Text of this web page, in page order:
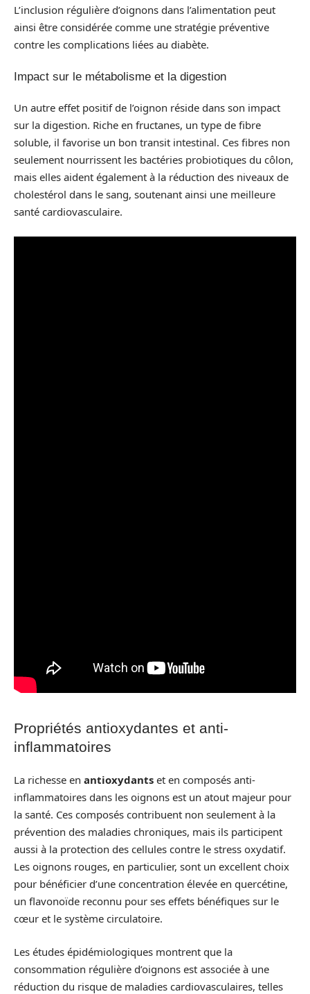
L’inclusion régulière d’oignons dans l’alimentation peut
ainsi être considérée comme une stratégie préventive
contre les complications liées au diabète.
Impact sur le métabolisme et la digestion
Un autre effet positif de l’oignon réside dans son impact
sur la digestion. Riche en fructanes, un type de fibre
soluble, il favorise un bon transit intestinal. Ces fibres non
seulement nourrissent les bactéries probiotiques du côlon,
mais elles aident également à la réduction des niveaux de
cholestérol dans le sang, soutenant ainsi une meilleure
santé cardiovasculaire.
Propriétés antioxydantes et anti-
inflammatoires
La richesse en antioxydants et en composés anti-
inflammatoires dans les oignons est un atout majeur pour
la santé. Ces composés contribuent non seulement à la
prévention des maladies chroniques, mais ils participent
aussi à la protection des cellules contre le stress oxydatif.
Les oignons rouges, en particulier, sont un excellent choix
pour bénéficier d’une concentration élevée en quercétine,
un flavonoïde reconnu pour ses effets bénéfiques sur le
cœur et le système circulatoire.
Les études épidémiologiques montrent que la
consommation régulière d’oignons est associée à une
réduction du risque de maladies cardiovasculaires, telles